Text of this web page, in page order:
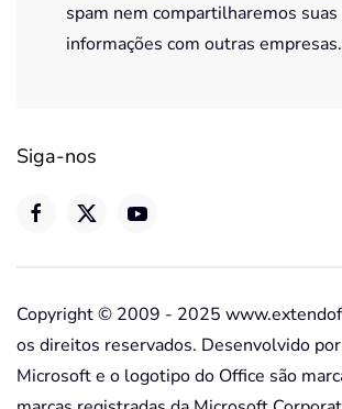
spam nem compartilharemos suas
informações com outras empresas.
Siga-nos
Copyright © 2009 - 2025
os direitos reservados. Desenvolvido
Microsoft e o logotipo do Office são